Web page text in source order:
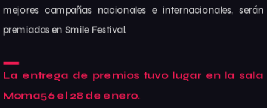
mejores campañas nacionales e internacionales, serán
premiadas en Smile Festival.
La entrega de premios tuvo lugar en la sala
Moma56 el 28 de enero.